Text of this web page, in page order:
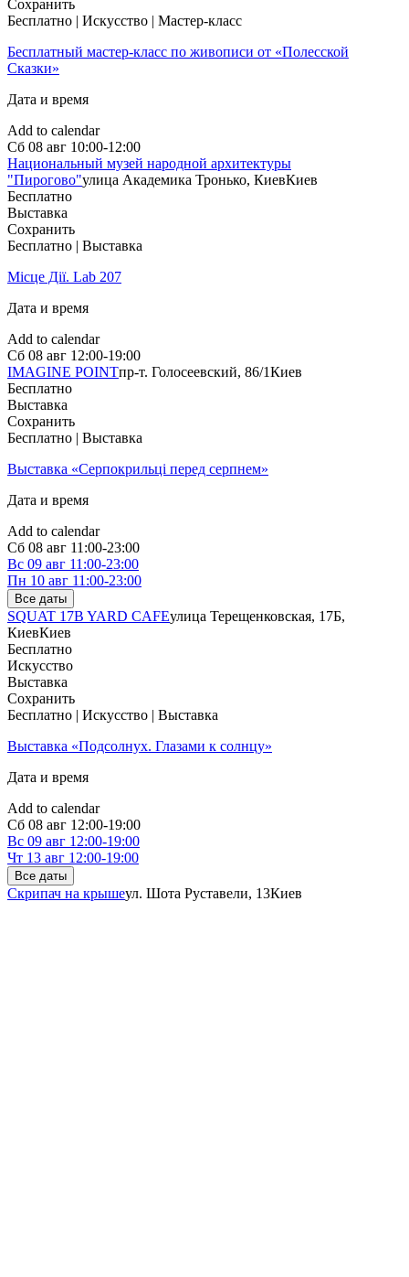
Сохранить
Бесплатно | Искусство | Мастер-класс
Бесплатный мастер-класс по живописи от «Полесской
Сказки»
Дата и время
Add to calendar
Сб 08 авг 10:00-12:00
Национальный музей народной архитектуры
"Пирогово"улица Академика Тронько, КиевКиев
Бесплатно
Выставка
Сохранить
Бесплатно | Выставка
Місце Дії. Lab 207
Дата и время
Add to calendar
Сб 08 авг 12:00-19:00
IMAGINE POINTпр-т. Голосеевский, 86/1Киев
Бесплатно
Выставка
Сохранить
Бесплатно | Выставка
Выставка «Серпокрильці перед серпнем»
Дата и время
Add to calendar
Сб 08 авг 11:00-23:00
Вс 09 авг 11:00-23:00
Пн 10 авг 11:00-23:00
Все даты
SQUAT 17B YARD CAFEулица Терещенковская, 17Б,
КиевКиев
Бесплатно
Искусство
Выставка
Сохранить
Бесплатно | Искусство | Выставка
Выставка «Подсолнух. Глазами к солнцу»
Дата и время
Add to calendar
Сб 08 авг 12:00-19:00
Вс 09 авг 12:00-19:00
Чт 13 авг 12:00-19:00
Все даты
Скрипач на крышеул. Шота Руставели, 13Киев